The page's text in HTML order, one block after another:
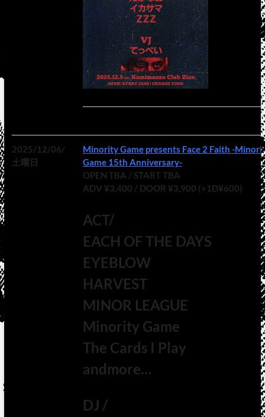
2025/12/06/
土曜日
Minority Game presents Face 2 Faith -Minority
Game 15th Anniversary-
OPEN TBA / START TBA
ADV ¥3,400 / DOOR ¥3,900 (+1D¥600)
ACT/
EACH OF THE DAYS
EYEBLOW
HARVEST
MINOR LEAGUE
Minority Game
The Cards I Play
andmore…
DJ /